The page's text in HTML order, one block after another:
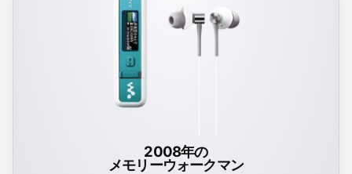
2008年の
メモリーウォークマン